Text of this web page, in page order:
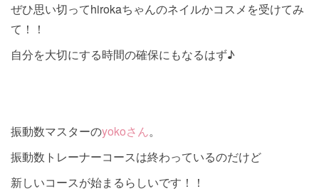
ぜひ思い切ってhirokaちゃんのネイルかコスメを受けてみ
て！！
自分を大切にする時間の確保にもなるはず♪
振動数マスターのyokoさん。
振動数トレーナーコースは終わっているのだけど
新しいコースが始まるらしいです！！